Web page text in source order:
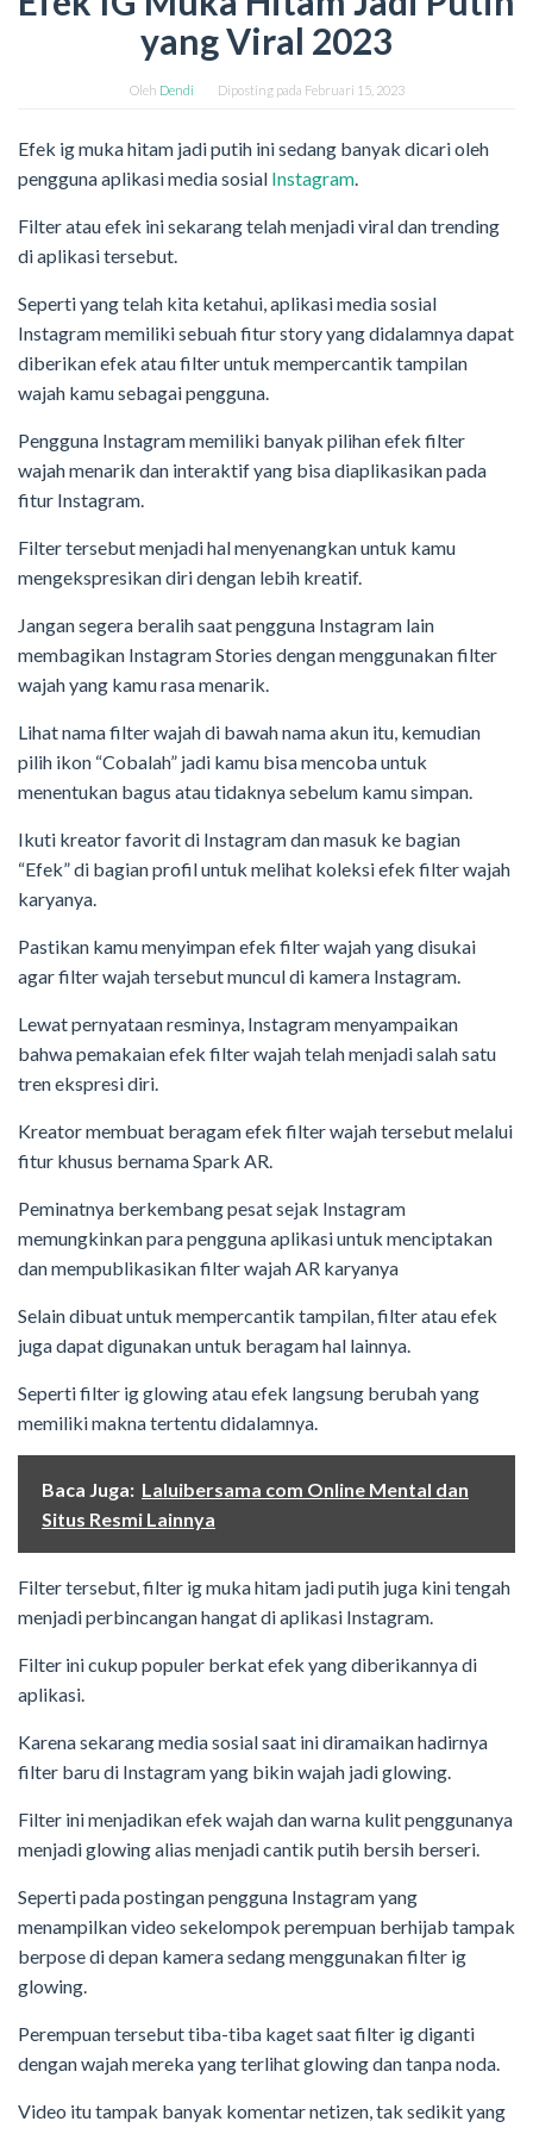
yang Viral 2023
Oleh Dendi Diposting pada Februari 15, 2023
Efek ig muka hitam jadi putih ini sedang banyak dicari oleh
pengguna aplikasi media sosial Instagram.
Filter atau efek ini sekarang telah menjadi viral dan trending
di aplikasi tersebut.
Seperti yang telah kita ketahui, aplikasi media sosial
Instagram memiliki sebuah fitur story yang didalamnya dapat
diberikan efek atau filter untuk mempercantik tampilan
wajah kamu sebagai pengguna.
Pengguna Instagram memiliki banyak pilihan efek filter
wajah menarik dan interaktif yang bisa diaplikasikan pada
fitur Instagram.
Filter tersebut menjadi hal menyenangkan untuk kamu
mengekspresikan diri dengan lebih kreatif.
Jangan segera beralih saat pengguna Instagram lain
membagikan Instagram Stories dengan menggunakan filter
wajah yang kamu rasa menarik.
Lihat nama filter wajah di bawah nama akun itu, kemudian
pilih ikon “Cobalah” jadi kamu bisa mencoba untuk
menentukan bagus atau tidaknya sebelum kamu simpan.
Ikuti kreator favorit di Instagram dan masuk ke bagian
“Efek” di bagian profil untuk melihat koleksi efek filter wajah
karyanya.
Pastikan kamu menyimpan efek filter wajah yang disukai
agar filter wajah tersebut muncul di kamera Instagram.
Lewat pernyataan resminya, Instagram menyampaikan
bahwa pemakaian efek filter wajah telah menjadi salah satu
tren ekspresi diri.
Kreator membuat beragam efek filter wajah tersebut melalui
fitur khusus bernama Spark AR.
Peminatnya berkembang pesat sejak Instagram
memungkinkan para pengguna aplikasi untuk menciptakan
dan mempublikasikan filter wajah AR karyanya
Selain dibuat untuk mempercantik tampilan, filter atau efek
juga dapat digunakan untuk beragam hal lainnya.
Seperti filter ig glowing atau efek langsung berubah yang
memiliki makna tertentu didalamnya.
Baca Juga: Laluibersama com Online Mental dan
Situs Resmi Lainnya
Filter tersebut, filter ig muka hitam jadi putih juga kini tengah
menjadi perbincangan hangat di aplikasi Instagram.
Filter ini cukup populer berkat efek yang diberikannya di
aplikasi.
Karena sekarang media sosial saat ini diramaikan hadirnya
filter baru di Instagram yang bikin wajah jadi glowing.
Filter ini menjadikan efek wajah dan warna kulit penggunanya
menjadi glowing alias menjadi cantik putih bersih berseri.
Seperti pada postingan pengguna Instagram yang
menampilkan video sekelompok perempuan berhijab tampak
berpose di depan kamera sedang menggunakan filter ig
glowing.
Perempuan tersebut tiba-tiba kaget saat filter ig diganti
dengan wajah mereka yang terlihat glowing dan tanpa noda.
Video itu tampak banyak komentar netizen, tak sedikit yang